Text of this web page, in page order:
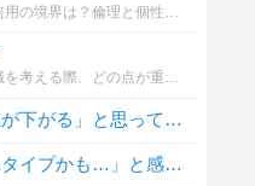
トレパク疑惑が拡散。模写と盗用の境界は？倫理と個性の関係
若者の安全運転についての意識を考える際、どの点が重要だと思いますか？
「怒られた＝自分の価値が下がる」と思ってしまう？
あなたは「怒られやすいタイプかも…」と感じたことはありますか？